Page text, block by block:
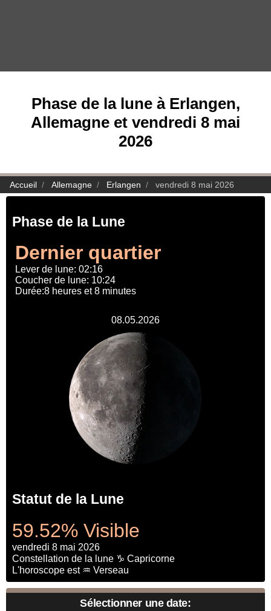
Phase de la lune à Erlangen,
Allemagne et vendredi 8 mai
2026
Accueil Allemagne Erlangen vendredi 8 mai 2026
Phase de la Lune
Dernier quartier
Lever de lune: 02:16
Coucher de lune: 10:24
Durée:8 heures et 8 minutes
08.05.2026
Statut de la Lune
59.52% Visible
vendredi 8 mai 2026
Constellation de la lune ♑ Capricorne
L'horoscope est ♒ Verseau
Sélectionner une date: